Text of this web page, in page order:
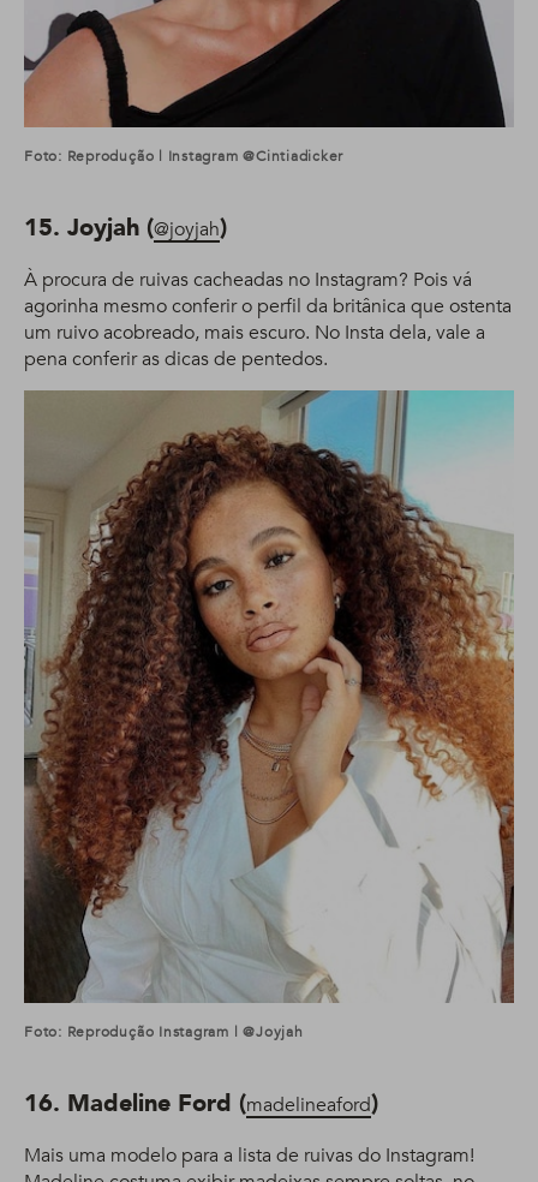
Foto: Reprodução | Instagram @cintiadicker
15. Joyjah (@joyjah)
À procura de ruivas cacheadas no Instagram? Pois vá
agorinha mesmo conferir o perfil da britânica que ostenta
um ruivo acobreado, mais escuro. No Insta dela, vale a
pena conferir as dicas de pentedos.
Foto: Reprodução Instagram | @joyjah
16. Madeline Ford (madelineaford)
Mais uma modelo para a lista de ruivas do Instagram!